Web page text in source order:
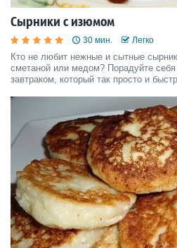
Сырники с изюмом
30 мин. Легко
Кто не любит нежные и сытные
сметаной или медом? Порадуйте
завтраком, который так просто и